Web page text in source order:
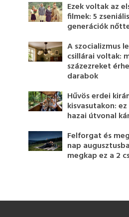
Ezek voltak az
filmek: 5
generációk
A szocializmus
csillárai voltak:
százezreket
darabok
Hűvös erdei
kisvasutakon:
hazai útvonal
Felforgat és
nap
megkap ez a 2